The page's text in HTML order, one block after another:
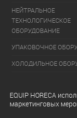
НЕЙТРАЛЬНОЕ
ТЕХНОЛОГИЧЕСКОЕ
ОБОРУДОВАНИЕ
УПАКОВОЧНОЕ
ХОЛОДИЛЬНОЕ
МОЕЧНОЕ
EQUIP HORECA
маркетинговых